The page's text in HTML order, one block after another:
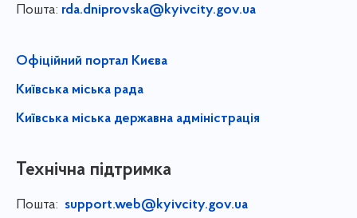
Пошта: rda.dniprovska@kyivcity.gov.ua
Офіційний портал Києва
Київська міська рада
Київська міська державна адміністрація
Технічна підтримка
Пошта: support.web@kyivcity.gov.ua